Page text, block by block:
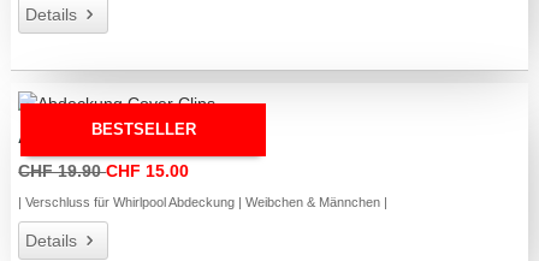
Details
BESTSELLER
Abdeckung Cover Clips
CHF 19.90CHF 15.00
| Verschluss für Whirlpool Abdeckung | Weibchen & Männchen |
Details